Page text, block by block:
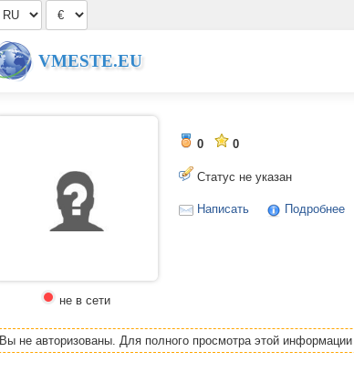
VMESTE.EU
не в сети
0 0
Статус не указан
Написать Подробнее
Вы не авторизованы. Для полного просмотра этой